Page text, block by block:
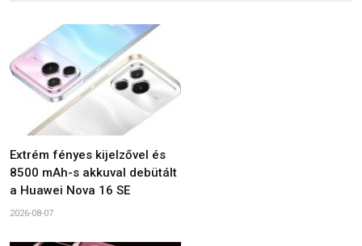
Extrém fényes kijelzővel és
8500 mAh-s akkuval debütált
a Huawei Nova 16 SE
2026-08-07